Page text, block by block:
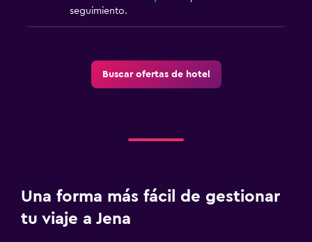
seguimiento.
Buscar ofertas de hotel
Una forma más fácil de gestionar
tu viaje a Jena